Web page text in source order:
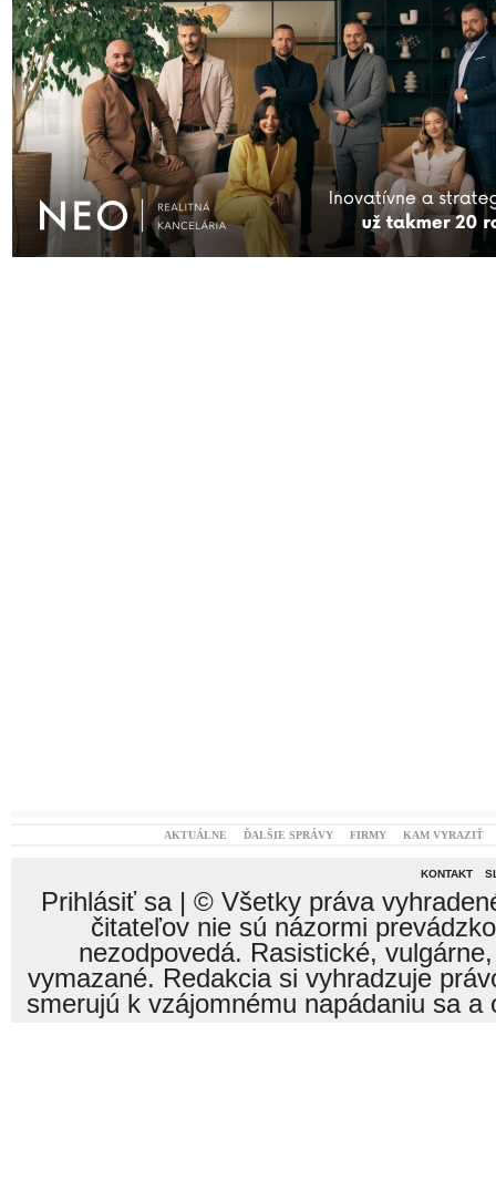
AKTUÁLNE ĎALŠIE SPRÁVY FIRMY KAM VYRAZIŤ
KONTAKT
Prihlásiť sa| © Všetky práva
čitateľov nie sú názormi
nezodpovedá. Rasistické,
vymazané. Redakcia si vyhradzuje
smerujú k vzájomnému napádaniu sa